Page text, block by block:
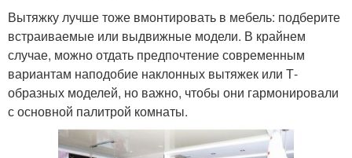
Вытяжку лучше тоже вмонтировать в мебель: подберите
встраиваемые или выдвижные модели. В крайнем
случае, можно отдать предпочтение современным
вариантам наподобие наклонных вытяжек или Т-
образных моделей, но важно, чтобы они гармонировали
с основной палитрой комнаты.